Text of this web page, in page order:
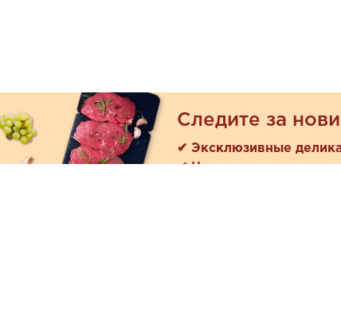
Следите за
✔ Эксклюзивные
✔ Новые поступления